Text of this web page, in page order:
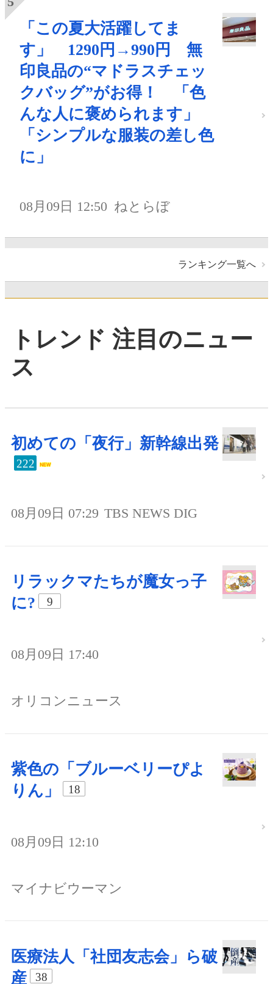
「この夏大活躍してま
す」 1290円→990円 無
印良品の“マドラスチェッ
クバッグ”がお得！ 「色
んな人に褒められます」
「シンプルな服装の差し色
に」
08月09日 12:50 ねとらぼ
ランキング一覧へ
トレンド 注目のニュー
ス
初めての「夜行」新幹線出発
222
08月09日 07:29 TBS NEWS DIG
リラックマたちが魔女っ子
に?
9
08月09日 17:40
オリコンニュース
紫色の「ブルーベリーぴよ
りん」
18
08月09日 12:10
マイナビウーマン
医療法人「社団友志会」ら破
産
38